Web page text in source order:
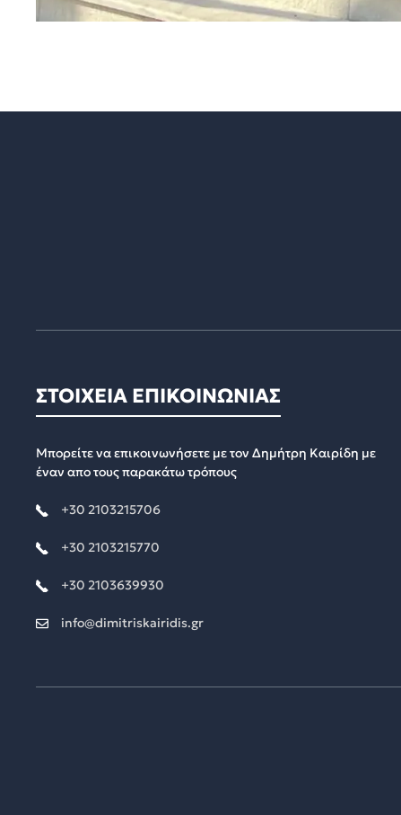
ΣΤΟΙΧΕΙΑ ΕΠΙΚΟΙΝΩΝΙΑΣ
Μπορείτε να επικοινωνήσετε με τον Δημήτρη Καιρίδη με
έναν απο τους παρακάτω τρόπους
+30 2103215706
+30 2103215770
+30 2103639930
info@dimitriskairidis.gr